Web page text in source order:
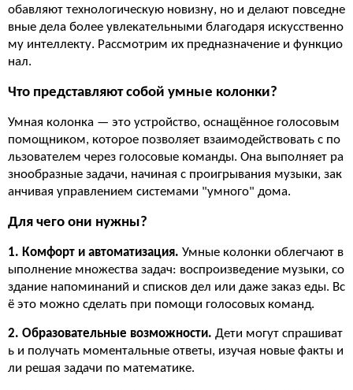
обавляют технологическую новизну, но и делают повседне
вные дела более увлекательными благодаря искусственно
му интеллекту. Рассмотрим их предназначение и функцио
нал.
Что представляют собой умные колонки?
Умная колонка — это устройство, оснащённое голосовым
помощником, которое позволяет взаимодействовать с по
льзователем через голосовые команды. Она выполняет ра
знообразные задачи, начиная с проигрывания музыки, зак
анчивая управлением системами "умного" дома.
Для чего они нужны?
1. Комфорт и автоматизация. Умные колонки облегчают в
ыполнение множества задач: воспроизведение музыки, со
здание напоминаний и списков дел или даже заказ еды. Вс
ё это можно сделать при помощи голосовых команд.
2. Образовательные возможности. Дети могут спрашиват
ь и получать моментальные ответы, изучая новые факты и
ли решая задачи по математике.